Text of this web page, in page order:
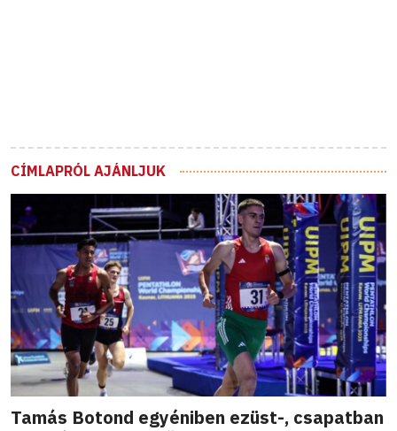
CÍMLAPRÓL AJÁNLJUK
Tamás Botond egyéniben ezüst-, csapatban